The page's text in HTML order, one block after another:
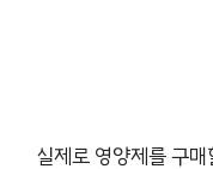
실제로 영양제를 구